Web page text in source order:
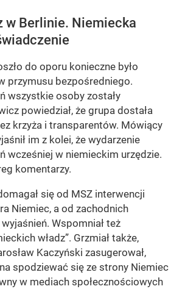
w Berlinie. Niemiecka
do oporu konieczne było
przymusu bezpośredniego.
wszystkie osoby zostały
powiedział, że grupa dostała
krzyża i transparentów. Mówiący
im z kolei, że wydarzenie
wcześniej w niemieckim urzędzie.
komentarzy.
się od MSZ interwencji
Niemiec, a od zachodnich
Wspomniał też
władz”. Grzmiał także,
Kaczyński zasugerował,
spodziewać się ze strony Niemiec
w mediach społecznościowych